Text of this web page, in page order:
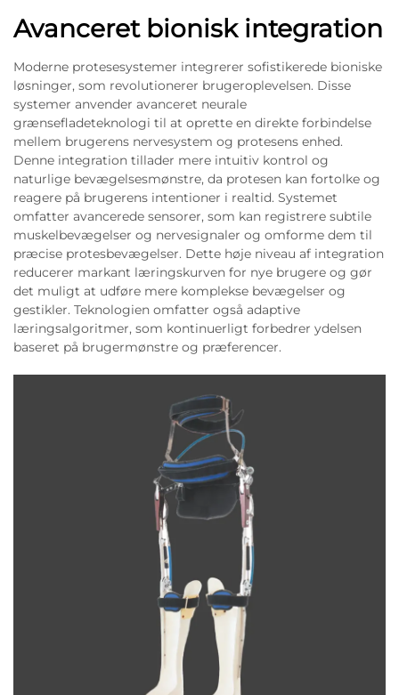
Avanceret bionisk integration
Moderne protesesystemer integrerer sofistikerede bioniske
løsninger, som revolutionerer brugeroplevelsen. Disse
systemer anvender avanceret neurale
grænsefladeteknologi til at oprette en direkte forbindelse
mellem brugerens nervesystem og protesens enhed.
Denne integration tillader mere intuitiv kontrol og
naturlige bevægelsesmønstre, da protesen kan fortolke og
reagere på brugerens intentioner i realtid. Systemet
omfatter avancerede sensorer, som kan registrere subtile
muskelbevægelser og nervesignaler og omforme dem til
præcise protesbevægelser. Dette høje niveau af integration
reducerer markant læringskurven for nye brugere og gør
det muligt at udføre mere komplekse bevægelser og
gestikler. Teknologien omfatter også adaptive
læringsalgoritmer, som kontinuerligt forbedrer ydelsen
baseret på brugermønstre og præferencer.